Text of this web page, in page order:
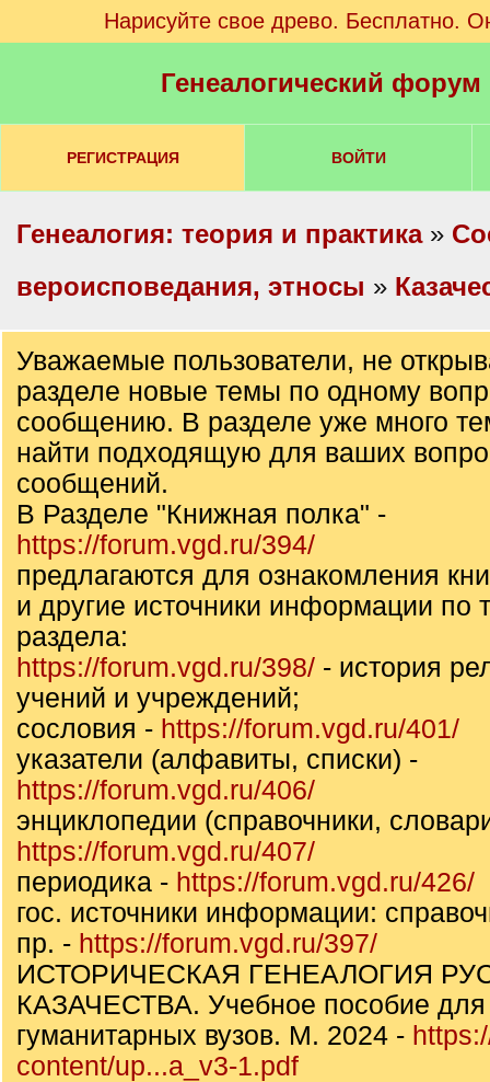
Нарисуйте свое древо. Бесплатно.
Генеалогический
РЕГИСТРАЦИЯ ВОЙТИ
Генеалогия: теория и практика»
вероисповедания, этносы »
Уважаемые пользователи, не
разделе новые темы по одному
сообщению. В разделе уже много
найти подходящую для ваших
сообщений.
В Разделе "Книжная полка" -
https://forum.vgd.ru/394/
предлагаются для ознакомления
и другие источники информации по
раздела:
https://forum.vgd.ru/398/ - история
учений и учреждений;
сословия - https://forum.vgd.ru/401/
указатели (алфавиты, списки) -
https://forum.vgd.ru/406/
энциклопедии (справочники,
https://forum.vgd.ru/407/
периодика - https://forum.vgd.ru/426/
гос. источники информации:
пр. - https://forum.vgd.ru/397/
ИСТОРИЧЕСКАЯ ГЕНЕАЛОГИЯ
КАЗАЧЕСТВА. Учебное пособие для
гуманитарных вузов. М. 2024 -
content/up...a_v3-1.pdf